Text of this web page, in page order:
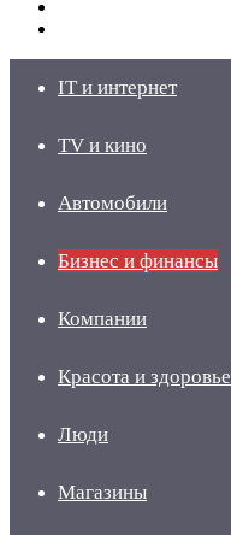
IT и интернет
TV и кино
Автомобили
Бизнес и финансы
Компании
Красота и здоровье
Люди
Магазины